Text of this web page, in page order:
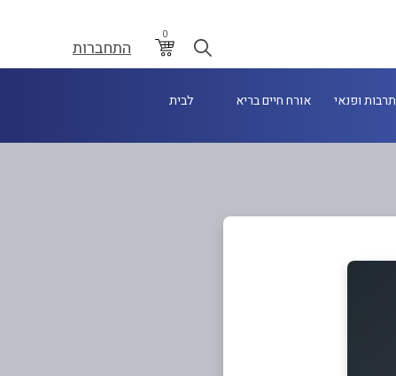
0
התחברות
תרבות ופנאי אורח חיים בריא לבית